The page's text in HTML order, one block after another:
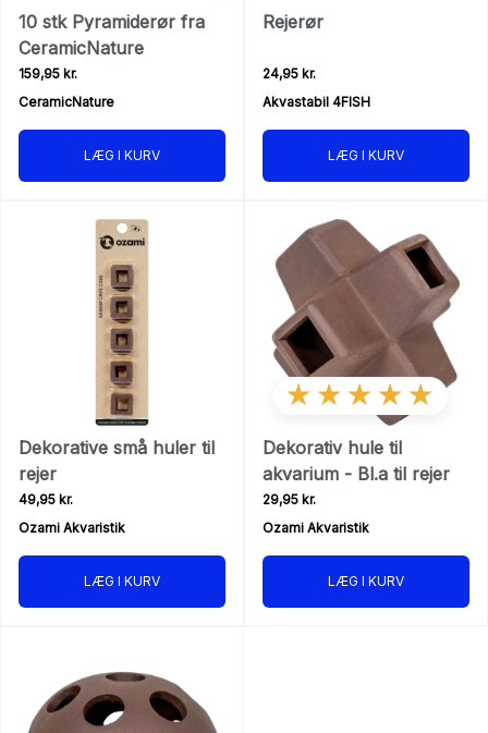
10 stk Pyramiderør fra
CeramicNature
159,95 kr.
CeramicNature
LÆG I KURV
Rejerør
24,95 kr.
Akvastabil 4FISH
LÆG I KURV
Dekorative små huler til
rejer
49,95 kr.
Ozami Akvaristik
LÆG I KURV
★★★★★
Dekorativ hule til
akvarium - Bl.a til rejer
29,95 kr.
Ozami Akvaristik
LÆG I KURV